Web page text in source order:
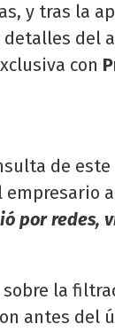
y tras la
del
con
de
empresario
por redes,
la
antes del